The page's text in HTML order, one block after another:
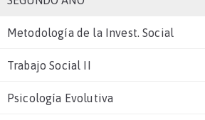
Metodología de la Invest. Social
Trabajo Social II
Psicología Evolutiva